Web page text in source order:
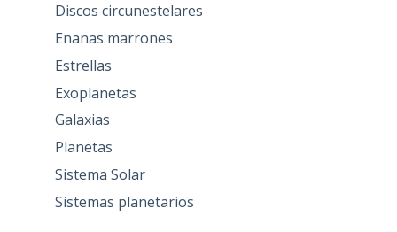
Discos circunestelares
Enanas marrones
Estrellas
Exoplanetas
Galaxias
Planetas
Sistema Solar
Sistemas planetarios